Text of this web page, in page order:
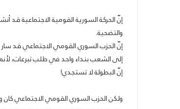
إنّ الحركة السورية القومية الاجتماعية قد
والتضحية.
إنّ الحزب السوري القومي الاجتماعي قد
إلى الشعب بنداء واحد في طلب تبرعات،
إنّ البطولة لا تستجدي!
ولكن الحزب السوري القومي الاجتماعي كان